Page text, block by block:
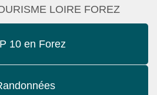
LOIRE FOREZ
10 en Forez